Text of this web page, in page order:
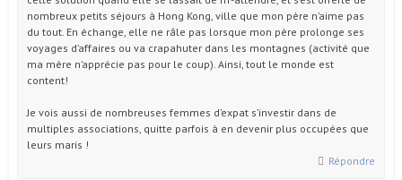
nombreux petits séjours à Hong Kong, ville que mon père n’aime pas
du tout. En échange, elle ne râle pas lorsque mon père prolonge ses
voyages d’affaires ou va crapahuter dans les montagnes (activité que
ma mère n’apprécie pas pour le coup). Ainsi, tout le monde est
content!
Je vois aussi de nombreuses femmes d’expat s’investir dans de
multiples associations, quitte parfois à en devenir plus occupées que
leurs maris !
Répondre